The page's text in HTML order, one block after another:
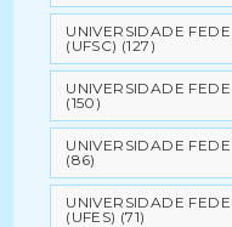
UNIVERSIDADE
(UFSC) (127)
UNIVERSIDADE
(150)
UNIVERSIDADE
(86)
UNIVERSIDADE
(UFES) (71)